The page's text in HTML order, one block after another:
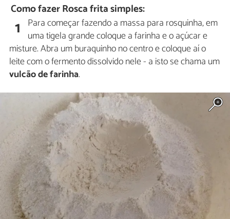
Como fazer Rosca frita simples:
1 Para começar fazendo a massa para rosquinha, em
uma tigela grande coloque a farinha e o açúcar e
misture. Abra um buraquinho no centro e coloque aí o
leite com o fermento dissolvido nele - a isto se chama um
vulcão de farinha.